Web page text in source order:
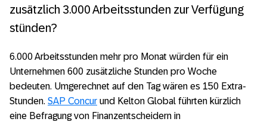
zusätzlich 3.000 Arbeitsstunden zur Verfügung
stünden?
6.000 Arbeitsstunden mehr pro Monat würden für ein
Unternehmen 600 zusätzliche Stunden pro Woche
bedeuten. Umgerechnet auf den Tag wären es 150 Extra-
Stunden. SAP Concur und Kelton Global führten kürzlich
eine Befragung von Finanzentscheidern in